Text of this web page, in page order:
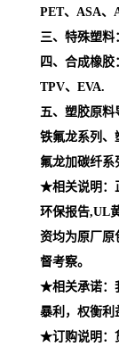
PET、ASA、
三、特殊塑料
四、合成橡胶
TPV、EVA.
五、塑胶原料
铁氟龙系列、
氟龙加碳纤系
★相关说明：
环保报告,UL
资均为原厂原
督考察。
★相关承诺：
暴利，权衡利
★订购说明：